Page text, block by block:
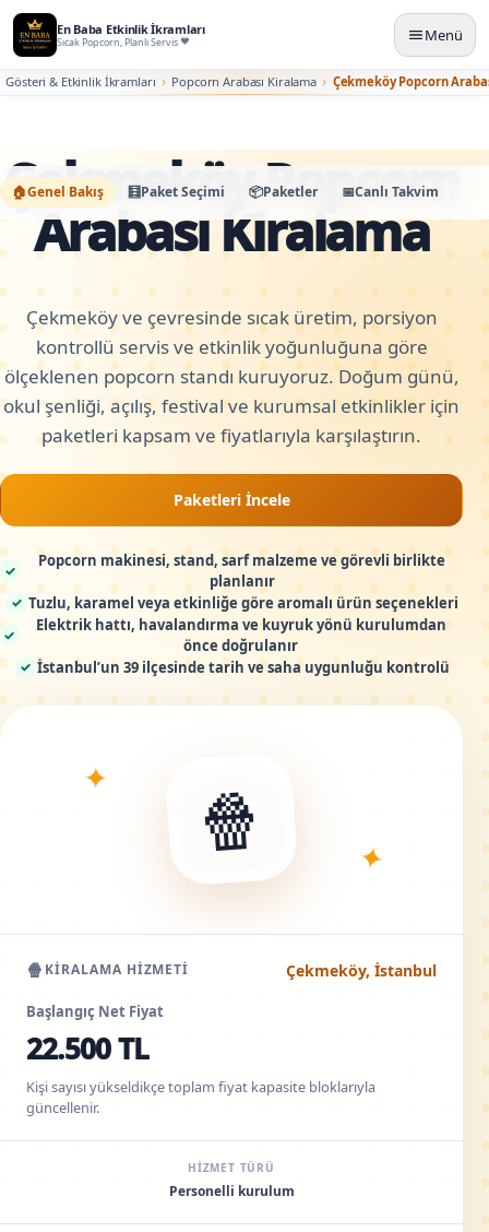
En Baba Etkinlik İkramları
Sıcak Popcorn, Planlı Servis Menü
Gösteri & Etkinlik İkramları Popcorn Arabası Kiralama Çekmeköy Popcorn
🏠Genel Bakış 🧮Paket Seçimi 📦Paketler 📅Canlı Takvim
Çekmeköy Popcorn
Arabası Kiralama
Çekmeköy ve çevresinde sıcak üretim, porsiyon
kontrollü servis ve etkinlik yoğunluğuna göre
ölçeklenen popcorn standı kuruyoruz. Doğum günü,
okul şenliği, açılış, festival ve kurumsal etkinlikler için
paketleri kapsam ve fiyatlarıyla karşılaştırın.
Paketleri İncele
✓
Popcorn makinesi, stand, sarf malzeme ve görevli birlikte
planlanır
✓ Tuzlu, karamel veya etkinliğe göre aromalı ürün seçenekleri
✓
Elektrik hattı, havalandırma ve kuyruk yönü kurulumdan
önce doğrulanır
✓ İstanbul’un 39 ilçesinde tarih ve saha uygunluğu kontrolü
🍿
✦
✦
🍿 KIRALAMA HIZMETI Çekmeköy, İstanbul
Başlangıç Net Fiyat
22.500 TL
Kişi sayısı yükseldikçe toplam fiyat kapasite bloklarıyla
güncellenir.
HIZMET TÜRÜ
Personelli kurulum